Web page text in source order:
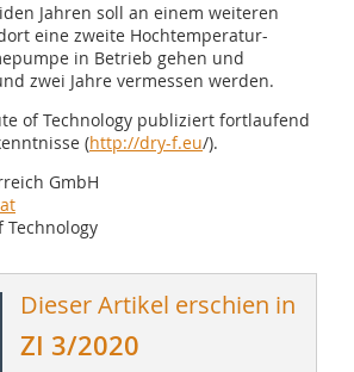
Jahren soll an einem weiteren
eine zweite Hochtemperatur-
in Betrieb gehen und
zwei Jahre vermessen werden.
of Technology publiziert fortlaufend
(http://dry-f.eu/).
GmbH
Dieser Artikel erschien in
ZI 3/2020